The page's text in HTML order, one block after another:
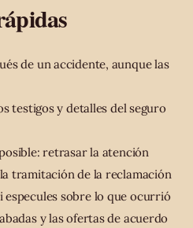
de un accidente, aunque las
testigos y detalles del seguro
retrasar la atención
tramitación de la reclamación
especules sobre lo que ocurrió
y las ofertas de acuerdo